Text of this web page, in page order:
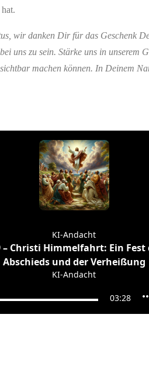
wir danken Dir für das Geschenk
uns zu sein. Stärke uns in
machen können. In Deinem